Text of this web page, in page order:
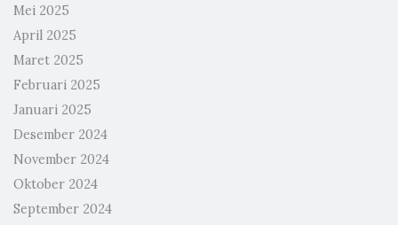
Mei 2025
April 2025
Maret 2025
Februari 2025
Januari 2025
Desember 2024
November 2024
Oktober 2024
September 2024